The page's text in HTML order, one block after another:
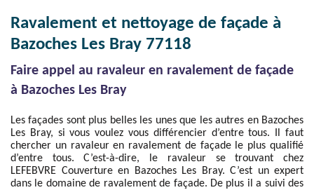
Ravalement et nettoyage de façade à
Bazoches Les Bray 77118
Faire appel au ravaleur en ravalement de façade
à Bazoches Les Bray
Les façades sont plus belles les unes que les autres en Bazoches
Les Bray, si vous voulez vous différencier d’entre tous. Il faut
chercher un ravaleur en ravalement de façade le plus qualifié
d’entre tous. C’est-à-dire, le ravaleur se trouvant chez
LEFEBVRE Couverture en Bazoches Les Bray. C’est un expert
dans le domaine de ravalement de façade. De plus il a suivi des